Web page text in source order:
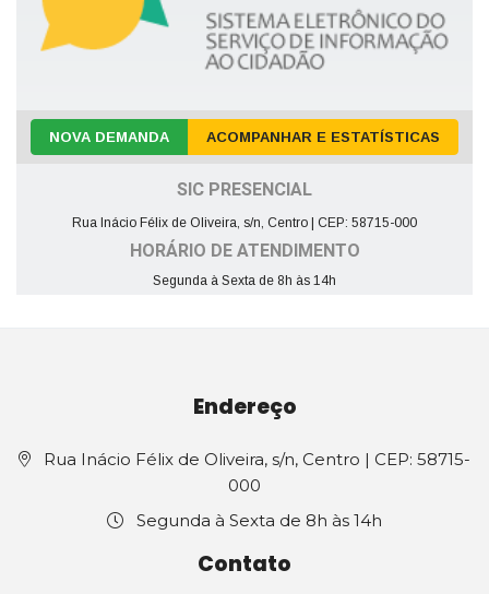
NOVA DEMANDA ACOMPANHAR E ESTATÍSTICAS
SIC PRESENCIAL
Rua Inácio Félix de Oliveira, s/n, Centro | CEP: 58715-000
HORÁRIO DE ATENDIMENTO
Segunda à Sexta de 8h às 14h
Endereço
Rua Inácio Félix de Oliveira, s/n, Centro | CEP: 58715-
000
Segunda à Sexta de 8h às 14h
Contato